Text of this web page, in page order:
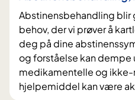
Abstinensbehandling
behov, der vi prøver å
deg på dine
og forståelse kan dempe
medikamentelle og
hjelpemiddel kan være